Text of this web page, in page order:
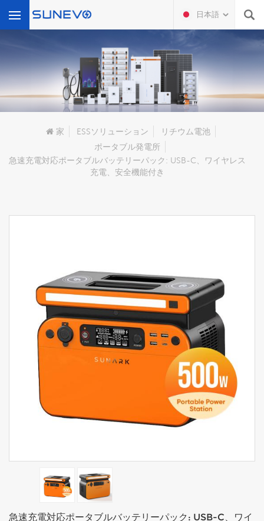
日本語
何を探していますか?
家 ESSソリューション
リチウム電池
ポータブル発電所
急速充電対応ポータブルバッテリーパック: USB-C、ワイヤレス
充電、安全機能付き
急速充電対応ポータブルバッテリーパック: USB-C、ワイ